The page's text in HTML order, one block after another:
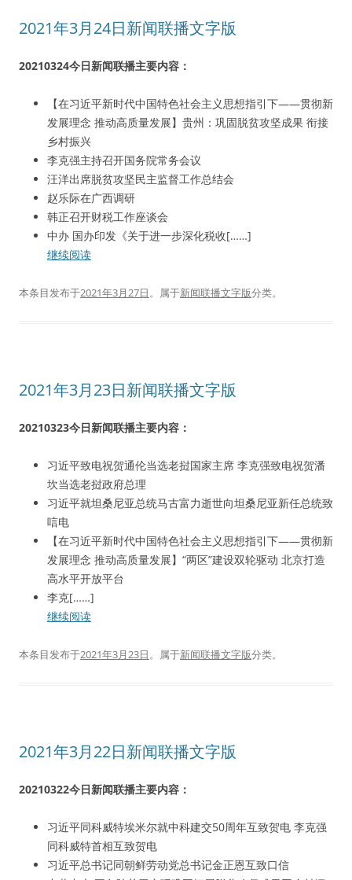
2021年3月24日新闻联播文字版
20210324今日新闻联播主要内容：
【在习近平新时代中国特色社会主义思想指引下——贯彻新
发展理念 推动高质量发展】贵州：巩固脱贫攻坚成果 衔接
乡村振兴
李克强主持召开国务院常务会议
汪洋出席脱贫攻坚民主监督工作总结会
赵乐际在广西调研
韩正召开财税工作座谈会
中办 国办印发《关于进一步深化税收[……]
继续阅读
本条目发布于2021年3月27日。属于新闻联播文字版分类。
2021年3月23日新闻联播文字版
20210323今日新闻联播主要内容：
习近平致电祝贺通伦当选老挝国家主席 李克强致电祝贺潘
坎当选老挝政府总理
习近平就坦桑尼亚总统马古富力逝世向坦桑尼亚新任总统致
唁电
【在习近平新时代中国特色社会主义思想指引下——贯彻新
发展理念 推动高质量发展】“两区”建设双轮驱动 北京打造
高水平开放平台
李克[……]
继续阅读
本条目发布于2021年3月23日。属于新闻联播文字版分类。
2021年3月22日新闻联播文字版
20210322今日新闻联播主要内容：
习近平同科威特埃米尔就中科建交50周年互致贺电 李克强
同科威特首相互致贺电
习近平总书记同朝鲜劳动党总书记金正恩互致口信